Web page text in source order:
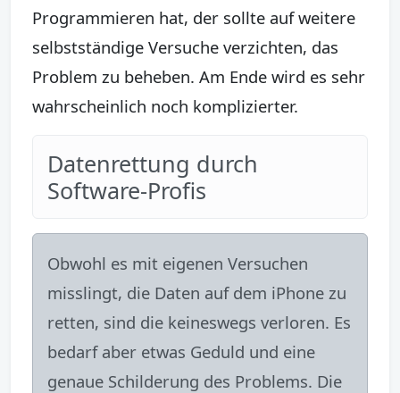
Programmieren hat, der sollte auf weitere
selbstständige Versuche verzichten, das
Problem zu beheben. Am Ende wird es sehr
wahrscheinlich noch komplizierter.
Datenrettung durch
Software-Profis
Obwohl es mit eigenen Versuchen
misslingt, die Daten auf dem iPhone zu
retten, sind die keineswegs verloren. Es
bedarf aber etwas Geduld und eine
genaue Schilderung des Problems. Die